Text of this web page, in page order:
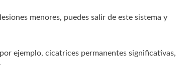
menores, puedes salir de este sistema y
ejemplo, cicatrices permanentes significativas,